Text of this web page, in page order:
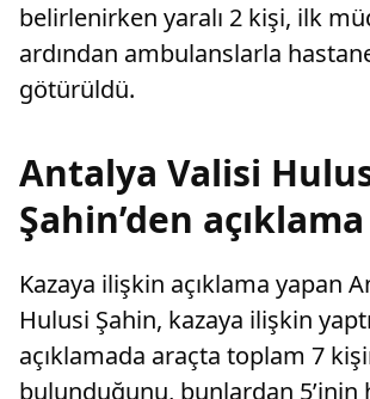
belirlenirken yaralı 2 kişi, ilk
ardından ambulanslarla
götürüldü.
Antalya Valisi
Şahin’den açıklama
Kazaya ilişkin açıklama yapan
Hulusi Şahin, kazaya ilişkin
açıklamada araçta toplam 7
bulunduğunu, bunlardan 5’inin